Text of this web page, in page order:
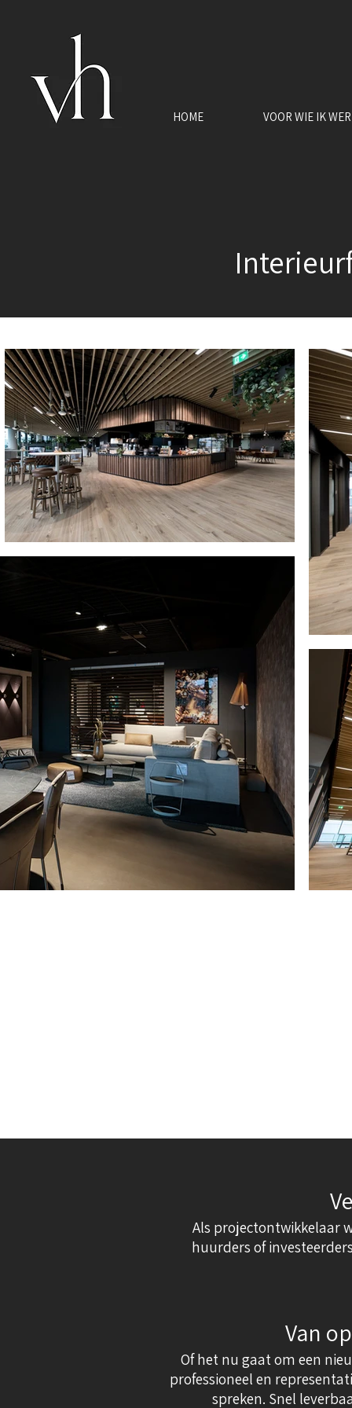
HOME VOOR WIE IK
Als projectontwikkelaar
huurders of
Van
Of het nu gaat om een
professioneel en
spreken. Snel